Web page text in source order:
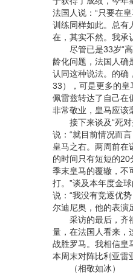
法国人说：“只要在
训练同样如此。总有
在，其实不然。我承
尽管已是33岁“高
龄化问题，法国人确
认同这种说法。的确
33），可是更多的皇
佩雷兹转达了自己在
非常敬业，皇马应该
接下来谈及“死对
说：“就目前情况而
皇马之右。两周前在
的时间只有短短的
季末皇马的覆辙，不
打。”谈及本年度金
说：“我没有竞逐优
尔迪尼奥，他的表演
采访的最后，齐祖
量，在法国人看来，
战胜罗马。我相信皇
本周末对阵比利亚雷
（相敬如冰）